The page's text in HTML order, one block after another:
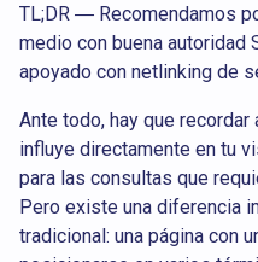
TL;DR — Recomendamos
medio con buena autoridad
apoyado con netlinking de
Ante todo, hay que recordar
influye directamente en tu
para las consultas que
Pero existe una diferencia
tradicional: una página con